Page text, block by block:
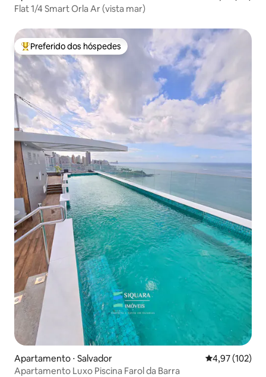
Flat 1/4 Smart Orla Ar (vista mar)
Entre os melhores preferidos dos hóspedes
Preferido dos hóspedes
Apartamento ⋅ Salvador 4,97 de uma
4,97 (102)
Apartamento Luxo Piscina Farol da Barra